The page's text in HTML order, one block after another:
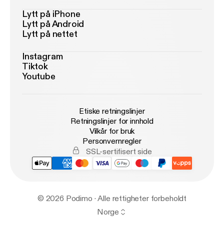
Lytt på iPhone
Lytt på Android
Lytt på nettet
Instagram
Tiktok
Youtube
Etiske retningslinjer
Retningslinjer for innhold
Vilkår for bruk
Personvernregler
SSL-sertifisert side
© 2026 Podimo · Alle rettigheter forbeholdt
Norge